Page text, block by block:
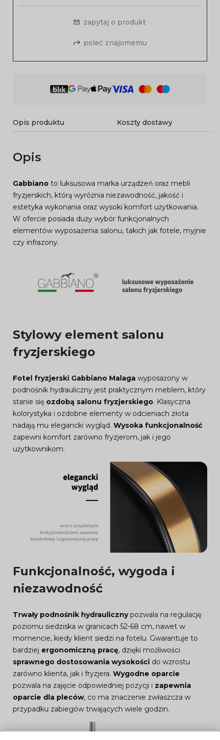
zapytaj o produkt
poleć znajomemu
Opis produktu Koszty dostawy
Opis
Gabbiano to luksusowa marka urządzeń oraz mebli
fryzjerskich, którą wyróżnia niezawodność, jakość i
estetyka wykonania oraz wysoki komfort użytkowania.
W ofercie posiada duży wybór funkcjonalnych
elementów wyposażenia salonu, takich jak fotele, myjnie
czy infrazony.
Stylowy element salonu
fryzjerskiego
Fotel fryzjerski Gabbiano Malaga wyposażony w
podnośnik hydrauliczny jest praktycznym meblem, który
stanie się ozdobą salonu fryzjerskiego. Klasyczna
kolorystyka i ozdobne elementy w odcieniach złota
nadają mu elegancki wygląd. Wysoka funkcjonalność
zapewni komfort zarówno fryzjerom, jak i jego
użytkownikom.
Funkcjonalność, wygoda i
niezawodność
Trwały podnośnik hydraulicznypozwala na regulację
poziomu siedziska w granicach 52-68 cm, nawet w
momencie, kiedy klient siedzi na fotelu. Gwarantuje to
bardziej ergonomiczną pracę, dzięki możliwości
sprawnego dostosowania wysokości do wzrostu
zarówno klienta, jak i fryzjera. Wygodne oparcie
pozwala na zajęcie odpowiedniej pozycji i zapewnia
oparcie dla pleców, co ma znaczenie zwłaszcza w
przypadku zabiegów trwających wiele godzin.